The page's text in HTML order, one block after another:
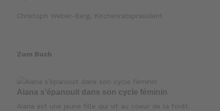
Christoph Weber-Berg, Kirchenratspräsident
Zum Buch
Aiana s’épanouit dans son cycle féminin
Aiana est une jeune fille qui vit au coeur de la forêt.